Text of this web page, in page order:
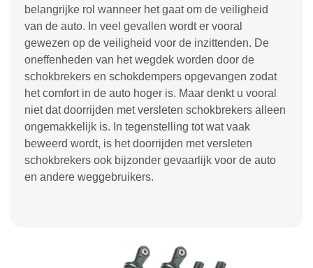
belangrijke rol wanneer het gaat om de veiligheid
van de auto. In veel gevallen wordt er vooral
gewezen op de veiligheid voor de inzittenden. De
oneffenheden van het wegdek worden door de
schokbrekers en schokdempers opgevangen zodat
het comfort in de auto hoger is. Maar denkt u vooral
niet dat doorrijden met versleten schokbrekers alleen
ongemakkelijk is. In tegenstelling tot wat vaak
beweerd wordt, is het doorrijden met versleten
schokbrekers ook bijzonder gevaarlijk voor de auto
en andere weggebruikers.